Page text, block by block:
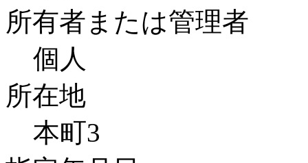
所有者または管理者
個人
所在地
本町3